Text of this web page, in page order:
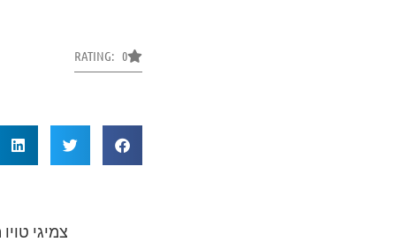
RATING: 0
צמיגי